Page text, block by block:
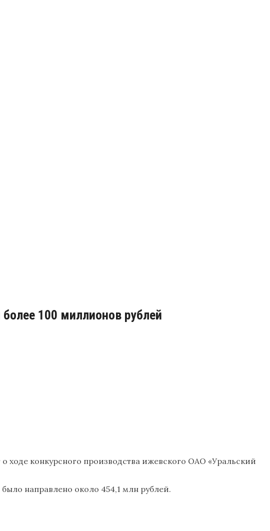
100 миллионов рублей
ходе конкурсного производства ижевского ОАО «Уральский
направлено около 454,1 млн рублей.